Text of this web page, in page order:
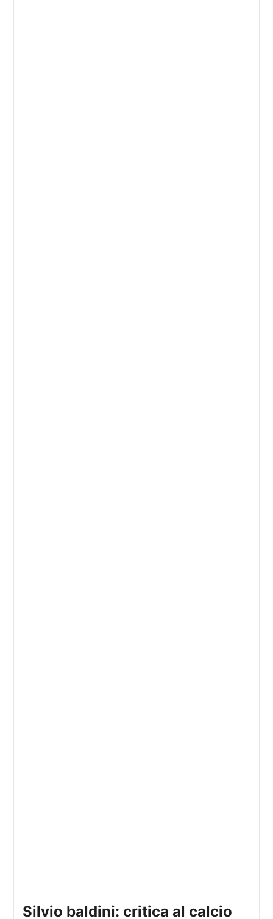
silvio baldini: critica al calcio